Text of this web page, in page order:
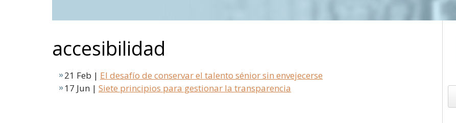
accesibilidad
21 Feb | El desafío de conservar el talento sénior sin envejecerse
17 Jun | Siete principios para gestionar la transparencia